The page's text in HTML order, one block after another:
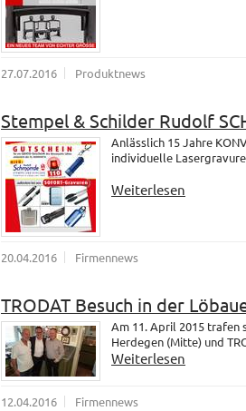
27.07.2016 Produktnews
Stempel & Schilder Rudolf
Anlässlich 15 Jahre
individuelle
Weiterlesen
20.04.2016 Firmennews
TRODAT Besuch in der
Am 11. April 2015 trafen
Herdegen (Mitte) und
Weiterlesen
12.04.2016 Firmennews